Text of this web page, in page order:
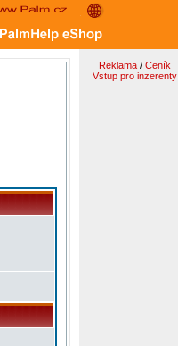
Reklama/ Ceník
Vstup pro inzerenty